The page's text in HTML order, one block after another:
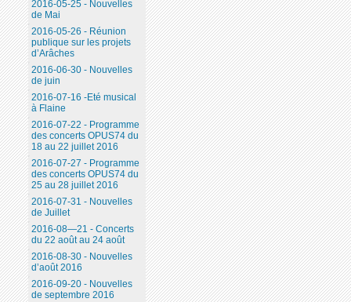
2016-05-25 - Nouvelles
de Mai
2016-05-26 - Réunion
publique sur les projets
d’Arâches
2016-06-30 - Nouvelles
de juin
2016-07-16 -Eté musical
à Flaine
2016-07-22 - Programme
des concerts OPUS74 du
18 au 22 juillet 2016
2016-07-27 - Programme
des concerts OPUS74 du
25 au 28 juillet 2016
2016-07-31 - Nouvelles
de Juillet
2016-08—21 - Concerts
du 22 août au 24 août
2016-08-30 - Nouvelles
d’août 2016
2016-09-20 - Nouvelles
de septembre 2016